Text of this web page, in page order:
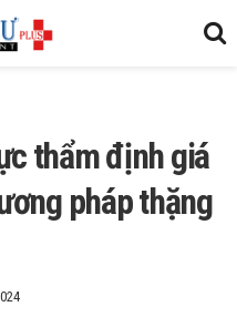
thẩm định giá
pháp thặng